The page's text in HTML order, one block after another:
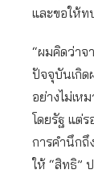
และขอให้ท
“ผมคิดว่าจ
ปัจจุบันเกิด
อย่างไม่เห
โดยรัฐ แต่ร
การคำนึกถึ
ให้ “สิทธิ”